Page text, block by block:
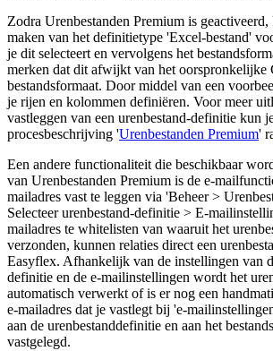
Zodra Urenbestanden Premium is
maken van het definitietype 'Excel-bestand'
je dit selecteert en vervolgens het
merken dat dit afwijkt van het oorspronkelijke
bestandsformaat. Door middel van een
je rijen en kolommen definiëren. Voor meer
vastleggen van een urenbestand-definitie kun
procesbeschrijving 'Urenbestanden Premium'
Een andere functionaliteit die beschikbaar
van Urenbestanden Premium is de e-
mailadres vast te leggen via 'Beheer >
Selecteer urenbestand-definitie > E-
mailadres te whitelisten van waaruit het
verzonden, kunnen relaties direct een
Easyflex. Afhankelijk van de instellingen van
definitie en de e-mailinstellingen wordt het
automatisch verwerkt of is er nog een
e-mailadres dat je vastlegt bij 'e-
aan de urenbestanddefinitie en aan het
vastgelegd.